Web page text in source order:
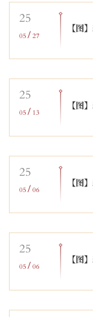
25
05 / 27
25
05 / 13
25
05 / 06
25
05 / 06